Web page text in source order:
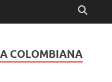
COLOMBIANA